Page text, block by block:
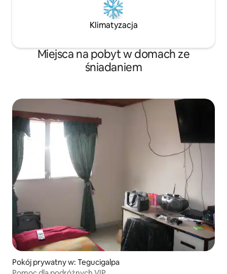
Klimatyzacja
Miejsca na pobyt w domach ze
śniadaniem
Pokój prywatny w: Tegucigalpa